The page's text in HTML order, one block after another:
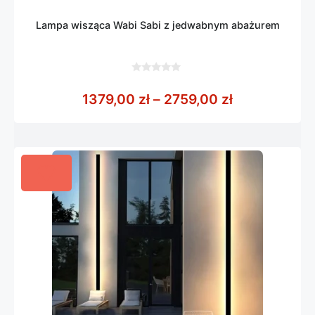
Lampa wisząca Wabi Sabi z jedwabnym abażurem
5
1379,00 zł – 2759,00 złZakres cen: